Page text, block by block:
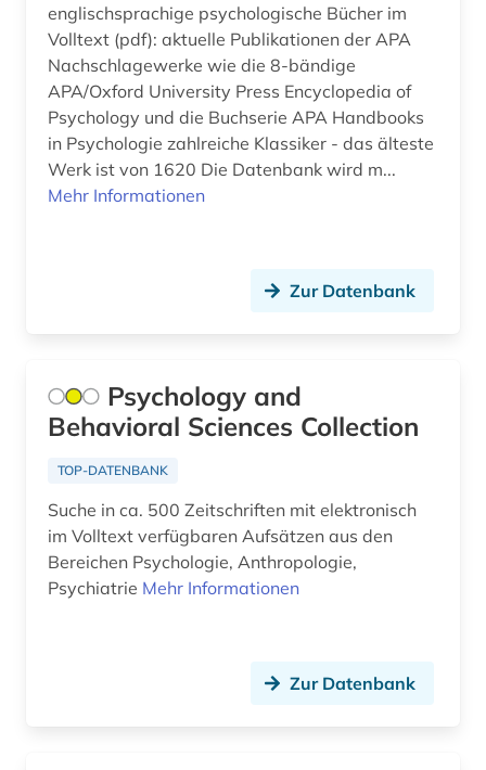
studium (1)
sucht (1)
technik (1)
test (1)
theologie (1)
umweltwissenschaften (2)
unterricht (1)
verhaltenstherapie (1)
verhaltenswissenschaften (1)
veterinärmedizin (1)
englischsprachige psychologische Bücher im
Volltext (pdf): aktuelle Publikationen der APA
Nachschlagewerke wie die 8-bändige
APA/Oxford University Press Encyclopedia of
Psychology und die Buchserie APA Handbooks
in Psychologie zahlreiche Klassiker - das älteste
Werk ist von 1620 Die Datenbank wird m...
Mehr Informationen
Zur Datenbank
Psychology and
Behavioral Sciences Collection
TOP-DATENBANK
Suche in ca. 500 Zeitschriften mit elektronisch
im Volltext verfügbaren Aufsätzen aus den
Bereichen Psychologie, Anthropologie,
Psychiatrie Mehr Informationen
Zur Datenbank